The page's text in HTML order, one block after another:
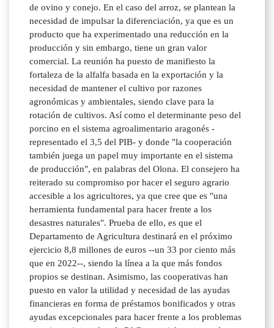
de ovino y conejo. En el caso del arroz, se plantean la
necesidad de impulsar la diferenciación, ya que es un
producto que ha experimentado una reducción en la
producción y sin embargo, tiene un gran valor
comercial. La reunión ha puesto de manifiesto la
fortaleza de la alfalfa basada en la exportación y la
necesidad de mantener el cultivo por razones
agronómicas y ambientales, siendo clave para la
rotación de cultivos. Así como el determinante peso del
porcino en el sistema agroalimentario aragonés -
representado el 3,5 del PIB- y donde "la cooperación
también juega un papel muy importante en el sistema
de producción", en palabras del Olona. El consejero ha
reiterado su compromiso por hacer el seguro agrario
accesible a los agricultores, ya que cree que es "una
herramienta fundamental para hacer frente a los
desastres naturales". Prueba de ello, es que el
Departamento de Agricultura destinará en el próximo
ejercicio 8,8 millones de euros --un 33 por ciento más
que en 2022--, siendo la línea a la que más fondos
propios se destinan. Asimismo, las cooperativas han
puesto en valor la utilidad y necesidad de las ayudas
financieras en forma de préstamos bonificados y otras
ayudas excepcionales para hacer frente a los problemas